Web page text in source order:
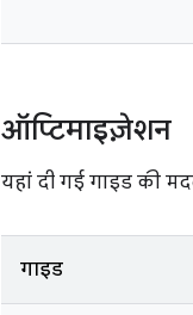
ऑप्टिमाइज़ेशन
यहां दी गई गाइड की
गाइड